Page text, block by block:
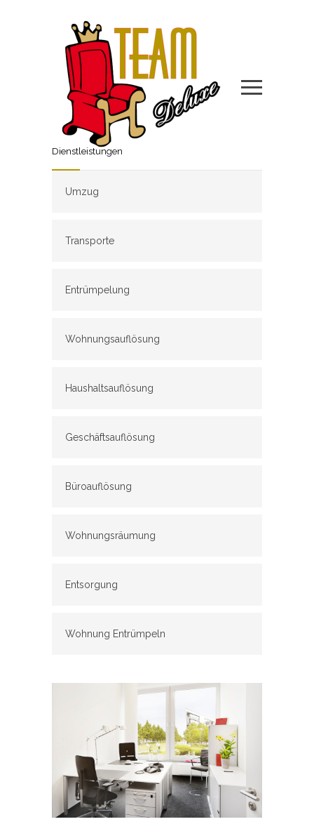
Dienstleistungen
Umzug
Transporte
Entrümpelung
Wohnungsauflösung
Haushaltsauflösung
Geschäftsauflösung
Büroauflösung
Wohnungsräumung
Entsorgung
Wohnung Entrümpeln